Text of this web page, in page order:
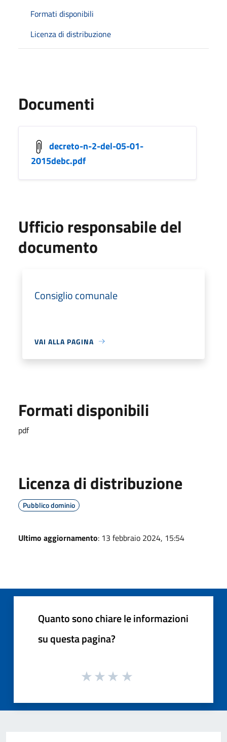
Formati disponibili
Licenza di distribuzione
Documenti
decreto-n-2-del-05-01-
2015debc.pdf
Ufficio responsabile del
documento
Consiglio comunale
VAI ALLA PAGINA
Formati disponibili
pdf
Licenza di distribuzione
Pubblico dominio
Ultimo aggiornamento: 13 febbraio 2024, 15:54
Quanto sono chiare le informazioni
su questa pagina?